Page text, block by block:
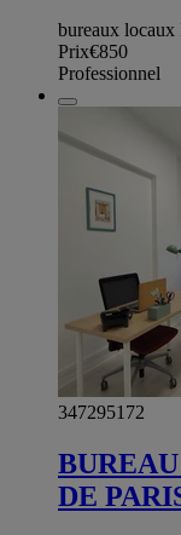
bureaux
Prix€850
Professionnel
347295172
DE